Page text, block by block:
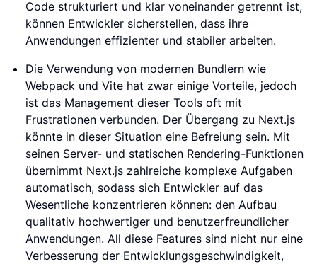
Code strukturiert und klar voneinander getrennt ist,
können Entwickler sicherstellen, dass ihre
Anwendungen effizienter und stabiler arbeiten.
Die Verwendung von modernen Bundlern wie
Webpack und Vite hat zwar einige Vorteile, jedoch
ist das Management dieser Tools oft mit
Frustrationen verbunden. Der Übergang zu Next.js
könnte in dieser Situation eine Befreiung sein. Mit
seinen Server- und statischen Rendering-Funktionen
übernimmt Next.js zahlreiche komplexe Aufgaben
automatisch, sodass sich Entwickler auf das
Wesentliche konzentrieren können: den Aufbau
qualitativ hochwertiger und benutzerfreundlicher
Anwendungen. All diese Features sind nicht nur eine
Verbesserung der Entwicklungsgeschwindigkeit,